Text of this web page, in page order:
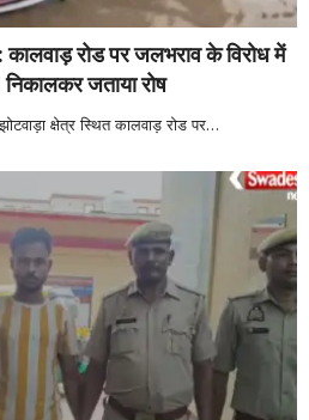
रोड पर जलभराव के विरोध में
निकालकर जताया रोष
क्षेत्र स्थित कालवाड़ रोड पर…